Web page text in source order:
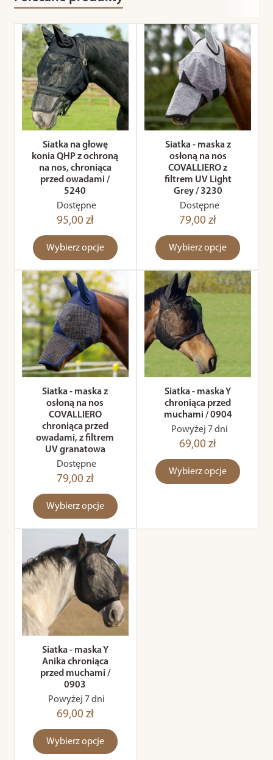
Siatka na głowę
konia QHP z ochroną
na nos, chroniąca
przed owadami /
5240
Dostępne
95,00 zł
Wybierz opcje
Siatka - maska z
osłoną na nos
COVALLIERO z
filtrem UV Light
Grey / 3230
Dostępne
79,00 zł
Wybierz opcje
Siatka - maska z
osłoną na nos
COVALLIERO
chroniąca przed
owadami, z filtrem
UV granatowa
Dostępne
79,00 zł
Wybierz opcje
Siatka - maska Y
chroniąca przed
muchami / 0904
Powyżej 7 dni
69,00 zł
Wybierz opcje
Siatka - maska Y
Anika chroniąca
przed muchami /
0903
Powyżej 7 dni
69,00 zł
Wybierz opcje